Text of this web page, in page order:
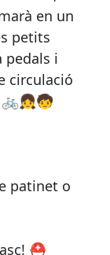
en un
petits
pedals i
circulació
🚲👧🧒
patinet o
⛑